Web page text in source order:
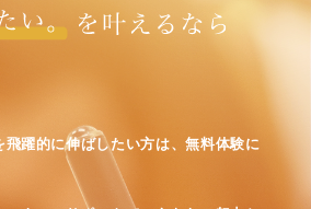
躍的に伸ばしたい方は、無料体験に